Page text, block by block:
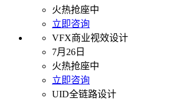
火热抢座中
立即咨询
VFX商业视效设计
7月26日
火热抢座中
立即咨询
UID全链路设计